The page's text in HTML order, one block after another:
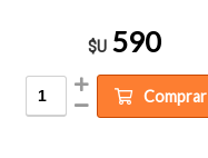
$U 590
Comprar